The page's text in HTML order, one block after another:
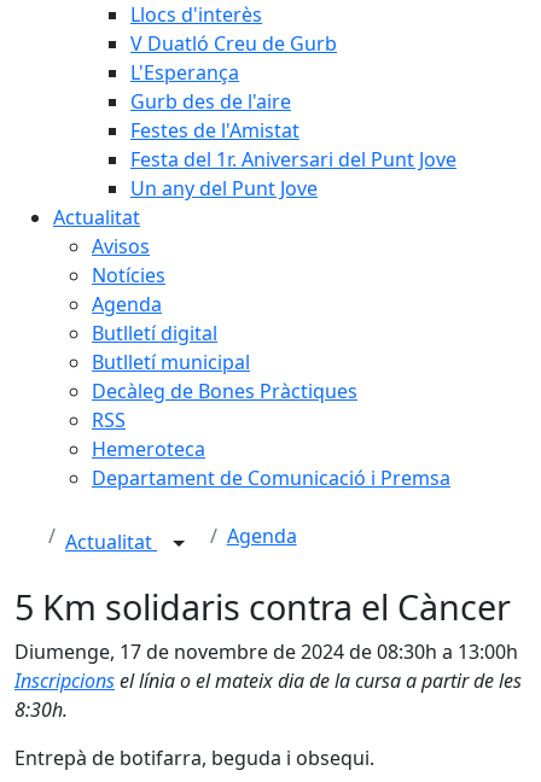
Llocs d'interès
V Duatló Creu de Gurb
L'Esperança
Gurb des de l'aire
Festes de l'Amistat
Festa del 1r. Aniversari del Punt Jove
Un any del Punt Jove
Actualitat
Avisos
Notícies
Agenda
Butlletí digital
Butlletí municipal
Decàleg de Bones Pràctiques
RSS
Hemeroteca
Departament de Comunicació i Premsa
Actualitat Agenda
5 Km solidaris contra el Càncer
Diumenge, 17 de novembre de 2024 de 08:30h a 13:00h
Inscripcionsel línia o el mateix dia de la cursa a partir de les
8:30h.
Entrepà de botifarra, beguda i obsequi.